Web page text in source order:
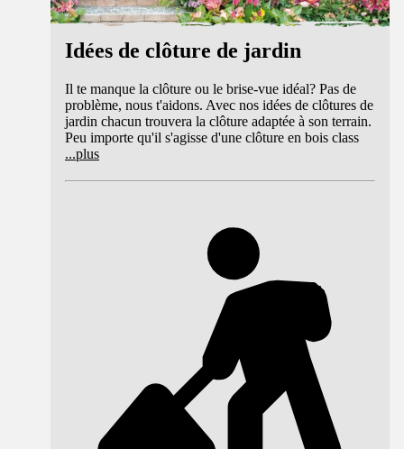
Idées de clôture de jardin
Il te manque la clôture ou le brise-vue idéal? Pas de
problème, nous t'aidons. Avec nos idées de clôtures de
jardin chacun trouvera la clôture adaptée à son terrain.
Peu importe qu'il s'agisse d'une clôture en bois class
...plus